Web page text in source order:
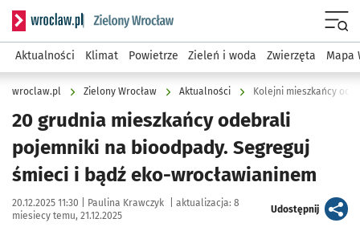
Serwis informacyjny wroclaw.pl podserwis: Środowisko we
Aktualności Klimat Powietrze Zieleń i woda Zwierzęta Mapa
wroclaw.pl Zielony Wrocław Aktualności Kolejni mieszkańcy
20 grudnia mieszkańcy odebrali
pojemniki na bioodpady. Segreguj
śmieci i bądź eko-wrocławianinem
Data publikacji:
20.12.2025 11:30 | Autor:
Paulina Krawczyk aktualizacja: 8
miesiecy temu, 21.12.2025
Udostępnijartykuł